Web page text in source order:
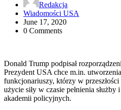
Redakcja
Wiadomości USA
June 17, 2020
0 Comments
Donald Trump podpisał
Prezydent USA chce m.in.
funkcjonariuszy, którzy w
użycie siły w czasie pełnienia
akademii policyjnych.